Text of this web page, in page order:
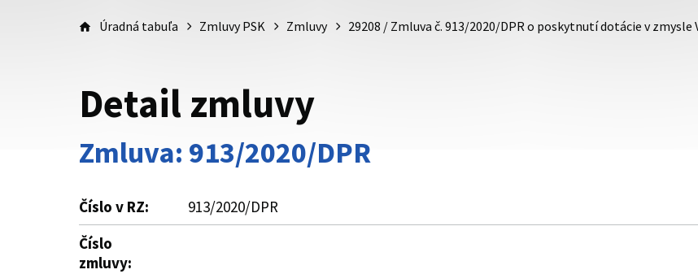
Úradná tabuľa Zmluvy PSK Zmluvy 29208 / Zmluva č. 913/2020/DPR o poskytnutí dotácie v zmysle
Detail zmluvy
Zmluva: 913/2020/DPR
Číslo v RZ:
913/2020/DPR
Číslo
zmluvy: